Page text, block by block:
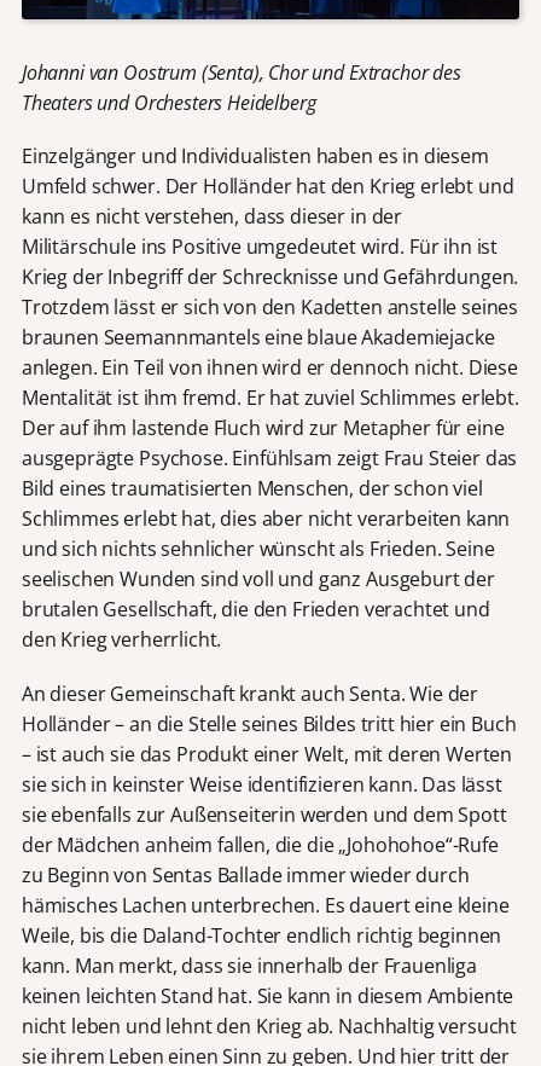
Johanni van Oostrum (Senta), Chor und Extrachor des
Theaters und Orchesters Heidelberg
Einzelgänger und Individualisten haben es in diesem
Umfeld schwer. Der Holländer hat den Krieg erlebt und
kann es nicht verstehen, dass dieser in der
Militärschule ins Positive umgedeutet wird. Für ihn ist
Krieg der Inbegriff der Schrecknisse und Gefährdungen.
Trotzdem lässt er sich von den Kadetten anstelle seines
braunen Seemannmantels eine blaue Akademiejacke
anlegen. Ein Teil von ihnen wird er dennoch nicht. Diese
Mentalität ist ihm fremd. Er hat zuviel Schlimmes erlebt.
Der auf ihm lastende Fluch wird zur Metapher für eine
ausgeprägte Psychose. Einfühlsam zeigt Frau Steier das
Bild eines traumatisierten Menschen, der schon viel
Schlimmes erlebt hat, dies aber nicht verarbeiten kann
und sich nichts sehnlicher wünscht als Frieden. Seine
seelischen Wunden sind voll und ganz Ausgeburt der
brutalen Gesellschaft, die den Frieden verachtet und
den Krieg verherrlicht.
An dieser Gemeinschaft krankt auch Senta. Wie der
Holländer – an die Stelle seines Bildes tritt hier ein Buch
– ist auch sie das Produkt einer Welt, mit deren Werten
sie sich in keinster Weise identifizieren kann. Das lässt
sie ebenfalls zur Außenseiterin werden und dem Spott
der Mädchen anheim fallen, die die „Johohohoe“-Rufe
zu Beginn von Sentas Ballade immer wieder durch
hämisches Lachen unterbrechen. Es dauert eine kleine
Weile, bis die Daland-Tochter endlich richtig beginnen
kann. Man merkt, dass sie innerhalb der Frauenliga
keinen leichten Stand hat. Sie kann in diesem Ambiente
nicht leben und lehnt den Krieg ab. Nachhaltig versucht
sie ihrem Leben einen Sinn zu geben. Und hier tritt der